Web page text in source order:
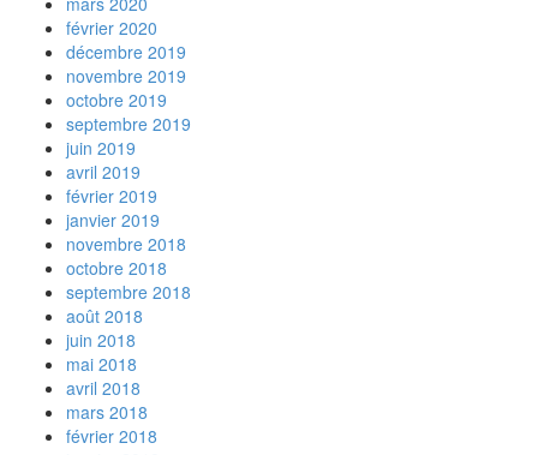
février 2020
décembre 2019
novembre 2019
octobre 2019
septembre 2019
juin 2019
avril 2019
février 2019
janvier 2019
novembre 2018
octobre 2018
septembre 2018
août 2018
juin 2018
mai 2018
avril 2018
mars 2018
février 2018